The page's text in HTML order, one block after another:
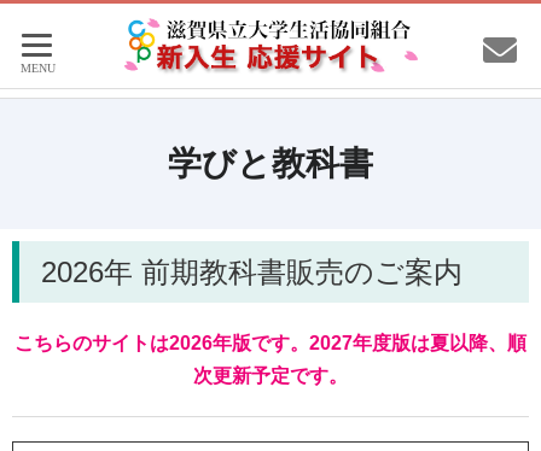
学びと教科書
2026年 前期教科書販売のご案内
こちらのサイトは2026年版です。2027年度版は夏以降、順
次更新予定です。